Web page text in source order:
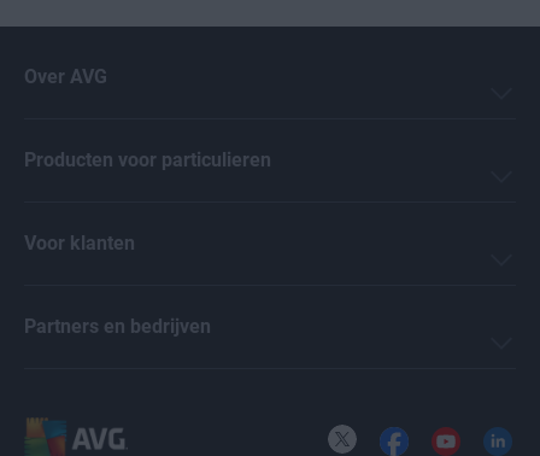
Over AVG
Producten voor particulieren
Voor klanten
Partners en bedrijven